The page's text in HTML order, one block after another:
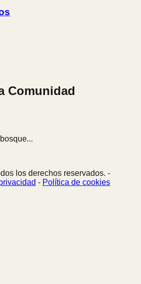
Comunidad
los derechos reservados. -
- Política de cookies